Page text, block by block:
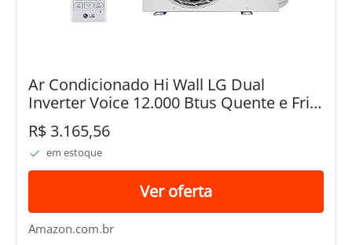
Ar Condicionado Hi Wall LG Dual
Inverter Voice 12.000 Btus Quente e Frio
220v R-32
R$ 3.165,56
em estoque
Ver oferta
Amazon.com.br